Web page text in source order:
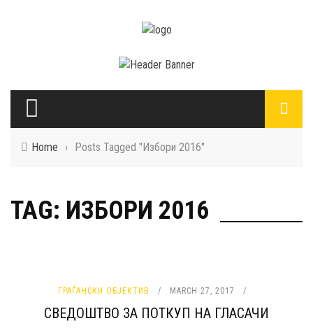
Home › Posts Tagged "Избори 2016"
TAG: ИЗБОРИ 2016
ГРАЃАНСКИ ОБЈЕКТИВ MARCH 27, 2017
СВЕДОШТВО ЗА ПОТКУП НА ГЛАСАЧИ